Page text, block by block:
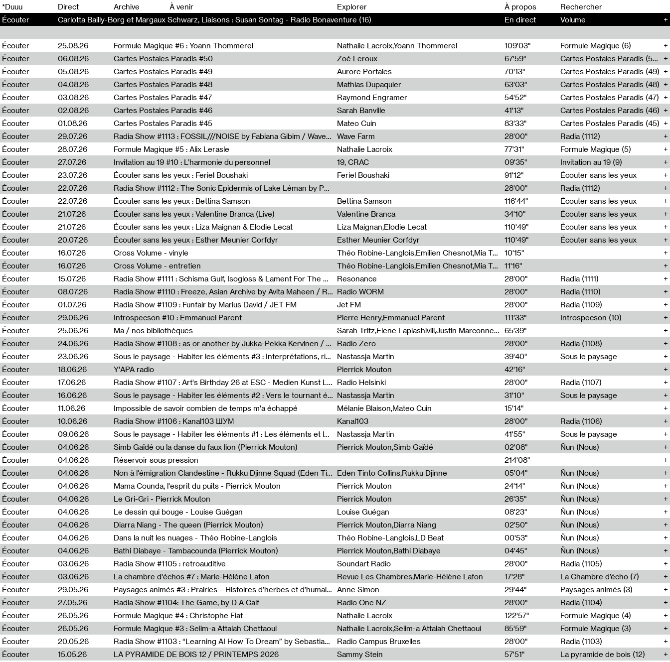
*Duuu Direct Archive À venir Explorer
À propos
Écouter
Carlotta Bailly-Borg et Margaux Schwarz, Liaisons : Susan Sontag - Radio Bonaventure (16) En direct Volume +
Écouter 25.08.26 Formule Magique #6 : Yoann Thommerel Nathalie Lacroix,Yoann Thommerel 109'03"
Formule Magique (6)
Écouter
06.08.26 Cartes Postales Paradis #50 Zoé Leroux 67'59"
Cartes Postales Paradis (50)
Écouter
05.08.26 Cartes Postales Paradis #49 Aurore Portales 70'13"
Cartes Postales Paradis (49)
Écouter
04.08.26 Cartes Postales Paradis #48 Mathias Dupaquier 63'03"
Cartes Postales Paradis (48)
Écouter
03.08.26 Cartes Postales Paradis #47 Raymond Engramer 54'52"
Cartes Postales Paradis (47)
Écouter
02.08.26 Cartes Postales Paradis #46 Sarah Banville 41'13"
Cartes Postales Paradis (46)
Écouter
01.08.26 Cartes Postales Paradis #45 Mateo Cuin 83'33"
Cartes Postales Paradis (45)
Écouter
29.07.26 Radia Show #1113 : FOSSIL///NOISE by Fabiana Gibim / Wave Farm Wave Farm 28'00"
Radia (1112)
Écouter
28.07.26 Formule Magique #5 : Alix Lerasle Nathalie Lacroix 77'31"
Formule Magique (5)
Écouter
27.07.26 Invitation au 19 #10 : L’harmonie du personnel 19, CRAC 09'35"
Invitation au 19 (9)
Écouter
23.07.26 Écouter sans les yeux : Feriel Boushaki Feriel Boushaki 91'12"
Écouter sans les yeux
Écouter
22.07.26 Radia Show #1112 : The Sonic Epidermis of Lake Léman by Paul Courlet / Guest Slot 28'00"
Radia (1112)
Écouter
22.07.26 Écouter sans les yeux : Bettina Samson Bettina Samson 116'44"
Écouter sans les yeux
Écouter
21.07.26 Écouter sans les yeux : Valentine Branca (Live) Valentine Branca 34'10"
Écouter sans les yeux
Écouter
21.07.26 Écouter sans les yeux : Liza Maignan & Elodie Lecat Liza Maignan,Elodie Lecat 110'49"
Écouter sans les yeux
Écouter
20.07.26 Écouter sans les yeux : Esther Meunier Corfdyr Esther Meunier Corfdyr 110'49"
Écouter sans les yeux
Écouter
16.07.26 Cross Volume - vinyle Théo Robine-Langlois,Emilien Chesnot,Mia Trabalon
10'15"
Écouter
16.07.26 Cross Volume - entretien Théo Robine-Langlois,Emilien Chesnot,Mia Trabalon
11'16"
Écouter
15.07.26 Radia Show #1111 : Schisma Gulf, Isogloss & Lament For The Old Clock By Harvey Young / Resonance Resonance 28'00"
Radia (1111)
Écouter
08.07.26 Radia Show #1110 : Freeze, Asian Archive by Avita Maheen / Radio Worm Radio WORM 28'00"
Radia (1110)
Écouter
01.07.26 Radia Show #1109 : Funfair by Marius David / JET FM Jet FM 28'00"
Radia (1109)
Écouter
29.06.26 Introspecson #10 : Emmanuel Parent Pierre Henry,Emmanuel Parent 111'33"
Introspecson (10)
Écouter
25.06.26 Ma / nos bibliothèques Sarah Tritz,Elene Lapiashivili,Justin Marconnet,Mateo Cuche,Esther Lechevalier,Suzie Lecroart,Romance Castelet
65'39"
Écouter
24.06.26 Radia Show #1108 : as or another by Jukka-Pekka Kervinen / Rádio Zero Radio Zero 28'00"
Radia (1108)
Écouter
23.06.26 Sous le paysage - Habiter les éléments #3 : Interprétations, rituels et symboliques des éléments Nastassja Martin 39'40"
Sous le paysage
Écouter
18.06.26 Y'APA radio Pierrick Mouton
42'16"
Écouter
17.06.26 Radia Show #1107 : Art's Birthday 26 at ESC - Medien Kunst Labor Radio Helsinki 28'00"
Radia (1107)
Écouter
16.06.26 Sous le paysage - Habiter les éléments #2 : Vers le tournant élémentaire Nastassja Martin 31'10"
Sous le paysage
Écouter
11.06.26 Impossible de savoir combien de temps m'a échappé Mélanie Blaison,Mateo Cuin
15'14"
Écouter
10.06.26 Radia Show #1106 : Kanal103 ШУМ Kanal103 28'00"
Radia (1106)
Écouter
09.06.26 Sous le paysage - Habiter les éléments #1 : Les éléments et les débordements du vivant Nastassja Martin 41'55"
Sous le paysage
Écouter
04.06.26 Simb Gaïdé ou la danse du faux lion (Pierrick Mouton) Pierrick Mouton,Simb Gaïdé 02'08"
Ñun (Nous)
Écouter
04.06.26 Réservoir sous pression
214'08"
Écouter
04.06.26 Non à l'émigration Clandestine - Rukku Djinne Squad (Eden Tinto Collins) Eden Tinto Collins,Rukku Djinne 05'04"
Ñun (Nous)
Écouter
04.06.26 Mama Counda, l'esprit du puits - Pierrick Mouton Pierrick Mouton 24'14"
Ñun (Nous)
Écouter
04.06.26 Le Gri-Gri - Pierrick Mouton Pierrick Mouton 26'35"
Ñun (Nous)
Écouter
04.06.26 Le dessin qui bouge - Louise Guégan Louise Guégan 08'23"
Ñun (Nous)
Écouter
04.06.26 Diarra Niang - The queen (Pierrick Mouton) Pierrick Mouton,Diarra Niang 02'50"
Ñun (Nous)
Écouter
04.06.26 Dans la nuit les nuages - Théo Robine-Langlois Théo Robine-Langlois,LD Beat 00'53"
Ñun (Nous)
Écouter
04.06.26 Bathi Diabaye - Tambacounda (Pierrick Mouton) Pierrick Mouton,Bathi Diabaye 04'45"
Ñun (Nous)
Écouter
03.06.26 Radia Show #1105 : retroauditive Soundart Radio 28'00"
Radia (1105)
Écouter
03.06.26 La chambre d'échos #7 : Marie-Hélène Lafon Revue Les Chambres,Marie-Hélène Lafon 17'28"
La Chambre d’écho (7)
Écouter
29.05.26 Paysages animés #3 : Prairies – Histoires d’herbes et d’humains Anne Simon 29'44"
Paysages animés (3)
Écouter
27.05.26 Radia Show #1104: The Game, by D A Calf Radio One NZ 28'00"
Radia (1104)
Écouter
26.05.26 Formule Magique #4 : Christophe Fiat Nathalie Lacroix 122'57"
Formule Magique (4)
Écouter
26.05.26 Formule Magique #3 : Selim-a Attalah Chettaoui Nathalie Lacroix,Selim-a Attalah Chettaoui 85'59"
Formule Magique (3)
Écouter
20.05.26 Radia Show #1103 : “Learning AI How To Dream” by Sebastian Dingens (Radio Campus Bruxelles) Radio Campus Bruxelles 28'00"
Radia (1103)
Écouter
15.05.26 LA PYRAMIDE DE BOIS 12 / PRINTEMPS 2026 Sammy Stein 57'51"
La pyramide de bois (12)
00 00
00 00